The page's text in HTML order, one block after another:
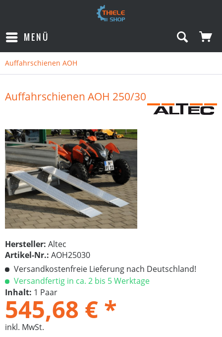
MENÜ
Auffahrschienen AOH
Auffahrschienen AOH 250/30
Hersteller: Altec
Artikel-Nr.: AOH25030
Versandkostenfreie Lieferung nach Deutschland!
Versandfertig in ca. 2 bis 5 Werktage
Inhalt: 1 Paar
545,68 € *
inkl. MwSt.